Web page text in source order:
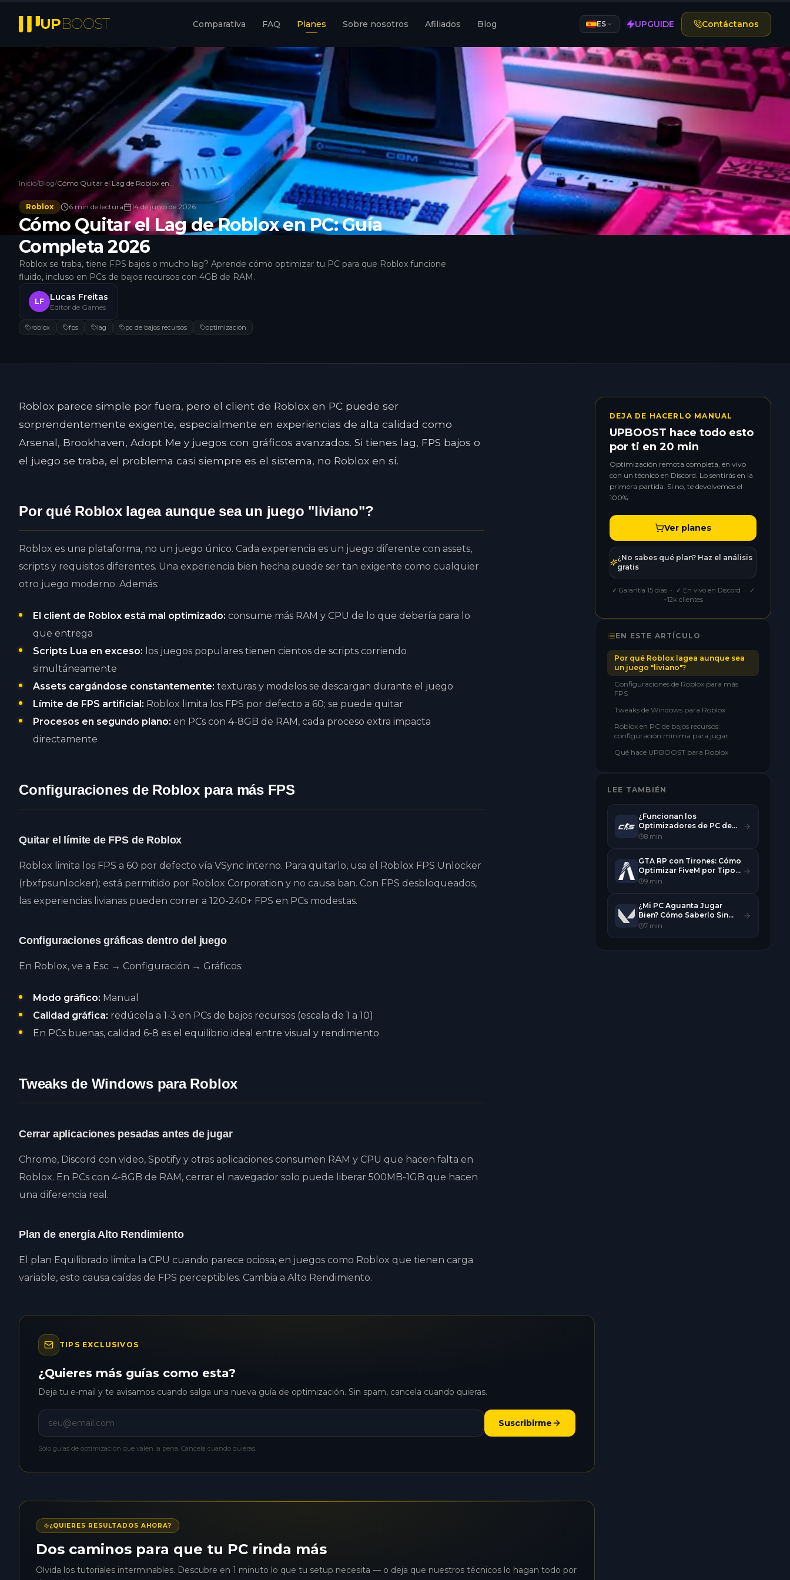
UPBOOST Comparativa FAQ Planes Sobre nosotros Afiliados Blog ES UPGUIDE Contáctanos
Inicio/Blog/ Cómo Quitar el Lag de Roblox en PC: Guía Completa 2026
Roblox 6 min de lectura 14 de junio de 2026
Cómo Quitar el Lag de Roblox en PC: Guía
Completa 2026
Roblox se traba, tiene FPS bajos o mucho lag? Aprende cómo optimizar tu PC para que Roblox funcione
fluido, incluso en PCs de bajos recursos con 4GB de RAM.
LF Lucas Freitas
Editor de Games
roblox fps lag pc de bajos recursos optimización
Roblox parece simple por fuera, pero el client de Roblox en PC puede ser
sorprendentemente exigente, especialmente en experiencias de alta calidad como
Arsenal, Brookhaven, Adopt Me y juegos con gráficos avanzados. Si tienes lag, FPS bajos o
el juego se traba, el problema casi siempre es el sistema, no Roblox en sí.
Por qué Roblox lagea aunque sea un juego "liviano"?
Roblox es una plataforma, no un juego único. Cada experiencia es un juego diferente con assets,
scripts y requisitos diferentes. Una experiencia bien hecha puede ser tan exigente como cualquier
otro juego moderno. Además:
El client de Roblox está mal optimizado: consume más RAM y CPU de lo que debería para lo
que entrega
Scripts Lua en exceso: los juegos populares tienen cientos de scripts corriendo
simultáneamente
Assets cargándose constantemente: texturas y modelos se descargan durante el juego
Límite de FPS artificial: Roblox limita los FPS por defecto a 60; se puede quitar
Procesos en segundo plano: en PCs con 4-8GB de RAM, cada proceso extra impacta
directamente
Configuraciones de Roblox para más FPS
Quitar el límite de FPS de Roblox
Roblox limita los FPS a 60 por defecto vía VSync interno. Para quitarlo, usa el Roblox FPS Unlocker
(rbxfpsunlocker); está permitido por Roblox Corporation y no causa ban. Con FPS desbloqueados,
las experiencias livianas pueden correr a 120-240+ FPS en PCs modestas.
Configuraciones gráficas dentro del juego
En Roblox, ve a Esc → Configuración → Gráficos:
Modo gráfico: Manual
Calidad gráfica: redúcela a 1-3 en PCs de bajos recursos (escala de 1 a 10)
En PCs buenas, calidad 6-8 es el equilibrio ideal entre visual y rendimiento
Tweaks de Windows para Roblox
Cerrar aplicaciones pesadas antes de jugar
Chrome, Discord con video, Spotify y otras aplicaciones consumen RAM y CPU que hacen falta en
Roblox. En PCs con 4-8GB de RAM, cerrar el navegador solo puede liberar 500MB-1GB que hacen
una diferencia real.
Plan de energía Alto Rendimiento
El plan Equilibrado limita la CPU cuando parece ociosa; en juegos como Roblox que tienen carga
variable, esto causa caídas de FPS perceptibles. Cambia a Alto Rendimiento.
TIPS EXCLUSIVOS
¿Quieres más guías como esta?
Deja tu e-mail y te avisamos cuando salga una nueva guía de optimización. Sin spam, cancela cuando quieras.
Suscribirme
Solo guías de optimización que valen la pena. Cancela cuando quieras.
¿QUIERES RESULTADOS AHORA?
Dos caminos para que tu PC rinda más
Olvida los tutoriales interminables. Descubre en 1 minuto lo que tu setup necesita — o deja que nuestros técnicos lo hagan todo por
DEJA DE HACERLO MANUAL
UPBOOST hace todo esto
por ti en 20 min
Optimización remota completa, en vivo
con un técnico en Discord. Lo sentirás en la
primera partida. Si no, te devolvemos el
100%.
Ver planes
¿No sabes qué plan? Haz el análisis
gratis
✓ Garantía 15 días · ✓ En vivo en Discord · ✓
+12k clientes
EN ESTE ARTÍCULO
Por qué Roblox lagea aunque sea
un juego "liviano"?
Configuraciones de Roblox para más
FPS
Tweaks de Windows para Roblox
Roblox en PC de bajos recursos:
configuración mínima para jugar
Qué hace UPBOOST para Roblox
LEE TAMBIÉN
¿Funcionan los
Optimizadores de PC de
Un Clic?
8 min
GTA RP con Tirones: Cómo
Optimizar FiveM por Tipo
de Ciudad
9 min
¿Mi PC Aguanta Jugar
Bien? Cómo Saberlo Sin
Adivinar
7 min